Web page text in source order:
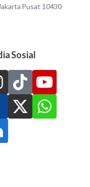
Pusat 10430
Sosial